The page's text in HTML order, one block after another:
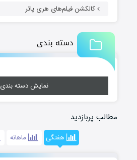
کالکشن فیلم‌های هری پاتر
دسته بندی
نمایش دسته بندی
مطالب پربازدید
هفتگی ماهانه